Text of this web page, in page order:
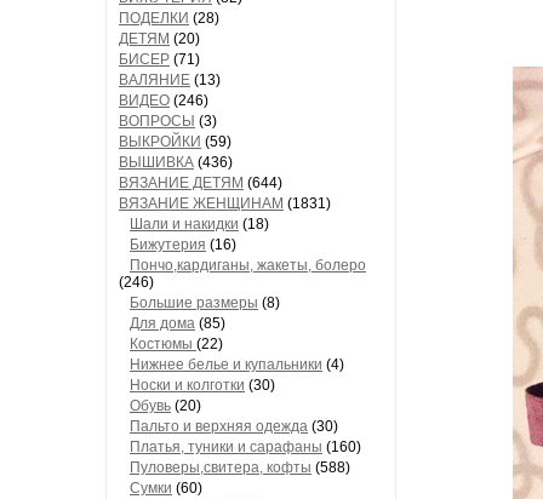
ПОДЕЛКИ (28)
ДЕТЯМ (20)
БИСЕР (71)
ВАЛЯНИЕ (13)
ВИДЕО (246)
ВОПРОСЫ (3)
ВЫКРОЙКИ (59)
ВЫШИВКА (436)
ВЯЗАНИЕ ДЕТЯМ (644)
ВЯЗАНИЕ ЖЕНЩИНАМ (1831)
Шали и накидки (18)
Бижутерия (16)
Пончо,кардиганы, жакеты, болеро
(246)
Большие размеры (8)
Для дома (85)
Костюмы (22)
Нижнее белье и купальники (4)
Носки и колготки (30)
Обувь (20)
Пальто и верхняя одежда (30)
Платья, туники и сарафаны (160)
Пуловеры,свитера, кофты (588)
Сумки (60)